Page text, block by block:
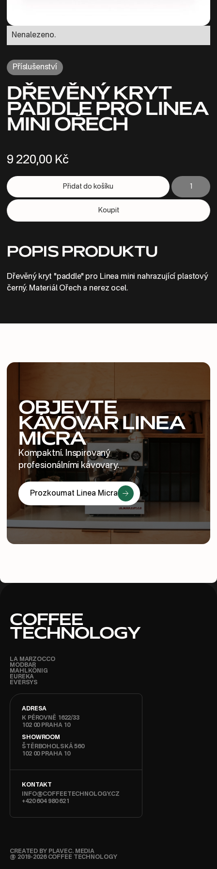
Nenalezeno.
Příslušenství
DŘEVĚNÝ KRYT
PADDLE PRO LINEA
MINI OŘECH
9 220,00 Kč
Koupit
POPIS PRODUKTU
Dřevěný kryt "paddle" pro Linea mini nahrazující plastový
černý. Materiál Ořech a nerez ocel.
OBJEVTE
KÁVOVAR LINEA
MICRA
Kompaktní. Inspirovaný
profesionálními kávovary.
Prozkoumat Linea Micra
COFFEE
TECHNOLOGY
LA MARZOCCO
MODBAR
MAHLKÖNIG
EUREKA
EVERSYS
ADRESA
K PÉROVNĚ 1622/33
102 00 PRAHA 10
SHOWROOM
ŠTĚRBOHOLSKÁ 560
102 00 PRAHA 10
KONTAKT
INFO@COFFEETECHNOLOGY.CZ
+420 604 980 621
CREATED BY PLAVEC. MEDIA
@ 2019-2026 COFFEE TECHNOLOGY